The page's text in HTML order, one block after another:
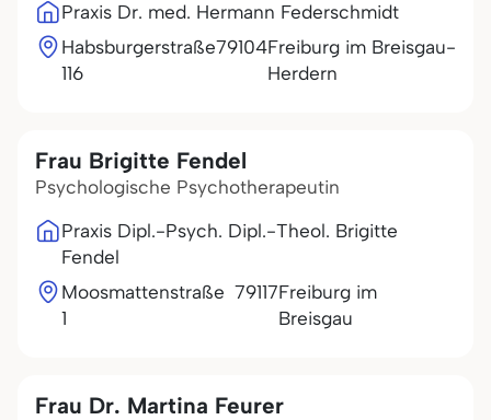
Praxis Dr. med. Hermann Federschmidt
Habsburgerstraße
116
79104Freiburg im Breisgau-
Herdern
Frau Brigitte Fendel
Psychologische Psychotherapeutin
Praxis Dipl.-Psych. Dipl.-Theol. Brigitte
Fendel
Moosmattenstraße
1
79117Freiburg im
Breisgau
Frau Dr. Martina Feurer